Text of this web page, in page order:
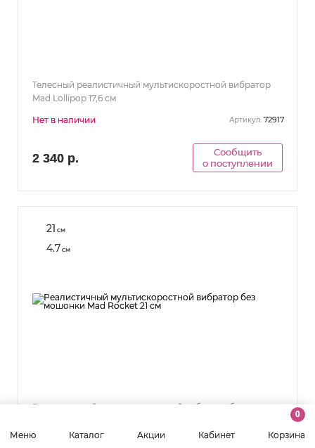
Меню Каталог Акции Кабинет
0
Корзина
Телесный реалистичный мультискоростной вибратор
Mad Lollipop 17,6 см
Нет в наличии Артикул: 72917
2 340 р.
Сообщить
о поступлении
21 см
4.7см
Реалистичный мультискоростной вибратор без
Нет в наличии 72922